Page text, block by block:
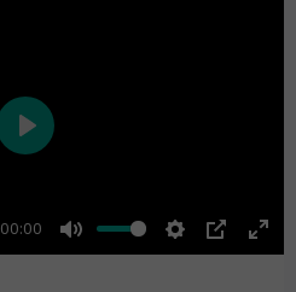
00:00
Mute Settings
PIP
Play